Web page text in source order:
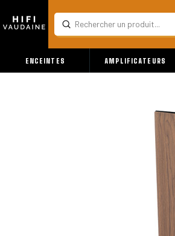
Search
Submit
ENCEINTES AMPLIFICATEURS